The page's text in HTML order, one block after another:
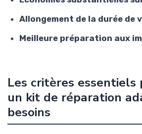
Allongement de la durée de
Meilleure préparation aux
Les critères essentiels
un kit de réparation
besoins